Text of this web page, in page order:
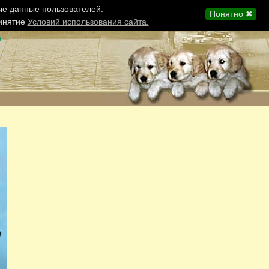
Понятно ✖
данные пользователей.
Условий использования сайта.